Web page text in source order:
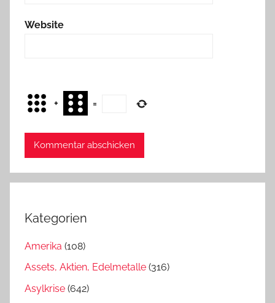
Website
+ =
Kategorien
Amerika (108)
Assets, Aktien, Edelmetalle (316)
Asylkrise (642)